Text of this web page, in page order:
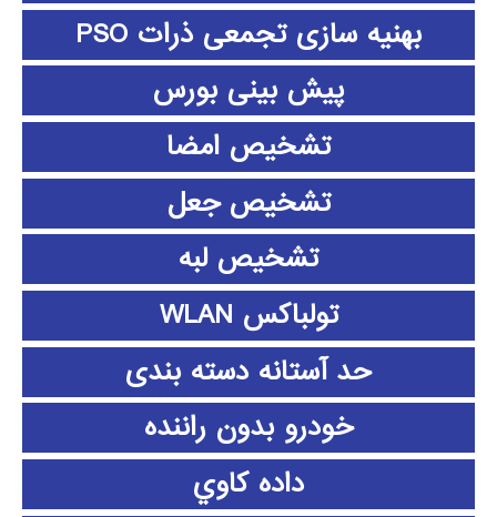
بهنیه سازی تجمعی ذرات PSO
پیش بینی بورس
تشخیص امضا
تشخیص جعل
تشخیص لبه
تولباکس WLAN
حد آستانه دسته بندی
خودرو بدون راننده
داده كاوي